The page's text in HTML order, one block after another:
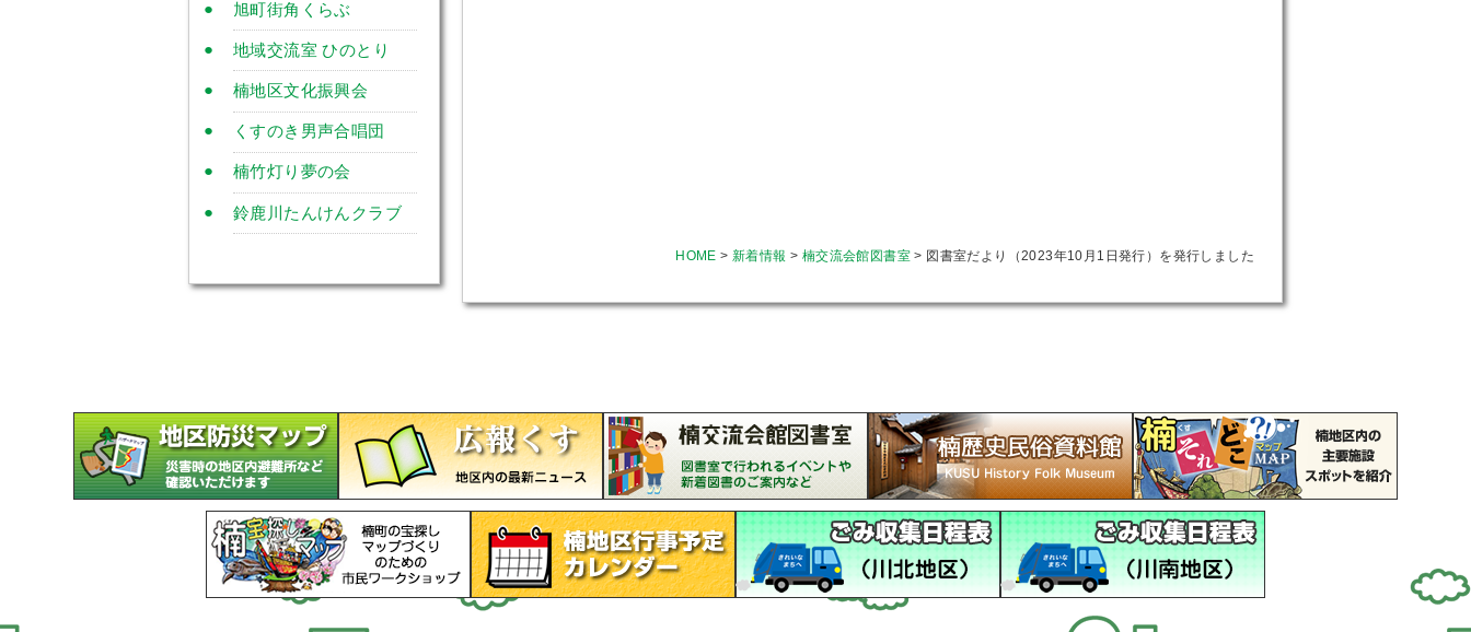
HOME > 新着情報 > 楠交流会館図書室> 図書室だより（2023年10月1日発行）を発行しました
旭町街角くらぶ
地域交流室 ひのとり
楠地区文化振興会
くすのき男声合唱団
楠竹灯り夢の会
鈴鹿川たんけんクラブ